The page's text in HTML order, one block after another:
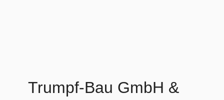
Trumpf-Bau GmbH &